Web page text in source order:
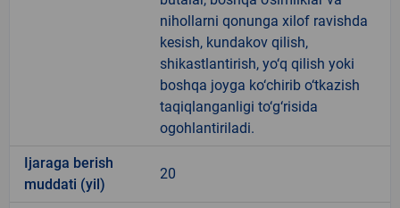
nihollarni qonunga xilof ravishda
kesish, kundakov qilish,
shikastlantirish, yo‘q qilish yoki
boshqa joyga ko‘chirib o‘tkazish
taqiqlanganligi to‘g‘risida
ogohlantiriladi.
Ijaraga berish
muddati (yil)
20